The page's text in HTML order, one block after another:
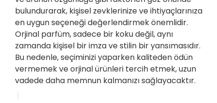
bulundurarak, kişisel zevklerinize ve ihtiyaçlarınıza
en uygun seçeneği değerlendirmek önemlidir.
Orjinal parfüm, sadece bir koku değil, aynı
zamanda kişisel bir imza ve stilin bir yansımasıdır.
Bu nedenle, seçiminizi yaparken kaliteden ödün
vermemek ve orjinal ürünleri tercih etmek, uzun
vadede daha memnun kalmanızı sağlayacaktır.